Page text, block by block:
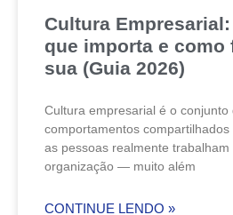
Cultura
que importa e como
sua (Guia 2026)
Cultura empresarial é o
comportamentos
as pessoas realmente
organização — muito além
CONTINUE LENDO »